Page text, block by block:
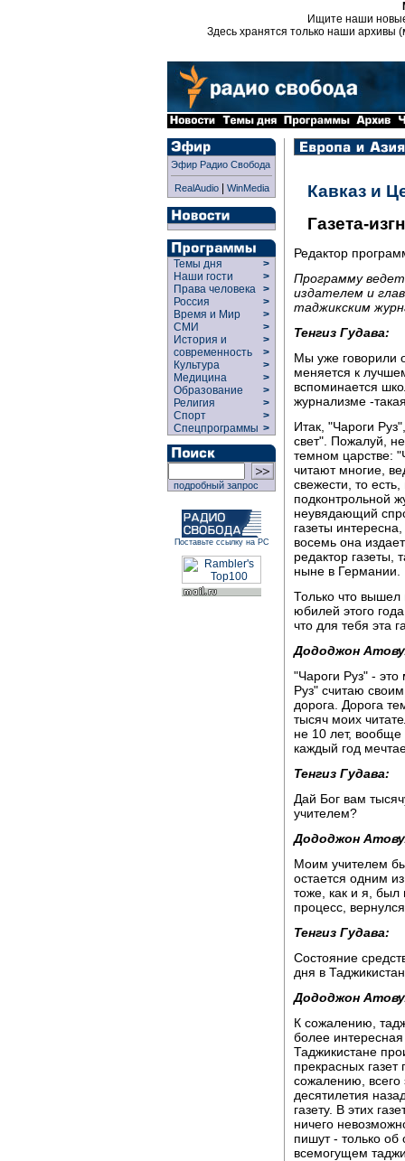
Ищите наши
Здесь хранятся только наши архивы
Эфир Радио Свобода
RealAudio| WinMedia
Темы дня
>
Наши гости
>
Права человека >
Россия
>
Время и Мир
>
СМИ
>
История и
современность
>
>
Культура
>
Медицина
>
Образование
>
Религия
>
Спорт
>
Спецпрограммы >
подробный запрос
Поставьте ссылку на РС
Кавказ и
Газета-
Редактор
Программу
издателем и
таджикским
Тенгиз Гудава:
Мы уже говорили
меняется к
вспоминается
журнализме -
Итак, "Чароги
свет". Пожалуй,
темном царстве:
читают многие,
свежести, то
подконтрольной
неувядающий
газеты
восемь она
редактор газеты,
ныне в Германии.
Только что
юбилей этого
что для тебя эта
Дододжон
"Чароги Руз" -
Руз" считаю
дорога. Дорога
тысяч моих
не 10 лет, вообще
каждый год
Тенгиз Гудава:
Дай Бог вам
учителем?
Дододжон
Моим учителем
остается одним
тоже, как и я,
процесс,
Тенгиз Гудава:
Состояние
дня в
Дододжон
К сожалению,
более
Таджикистане
прекрасных
сожалению, всего
десятилетия
газету. В этих
ничего
пишут - только
всемогущем